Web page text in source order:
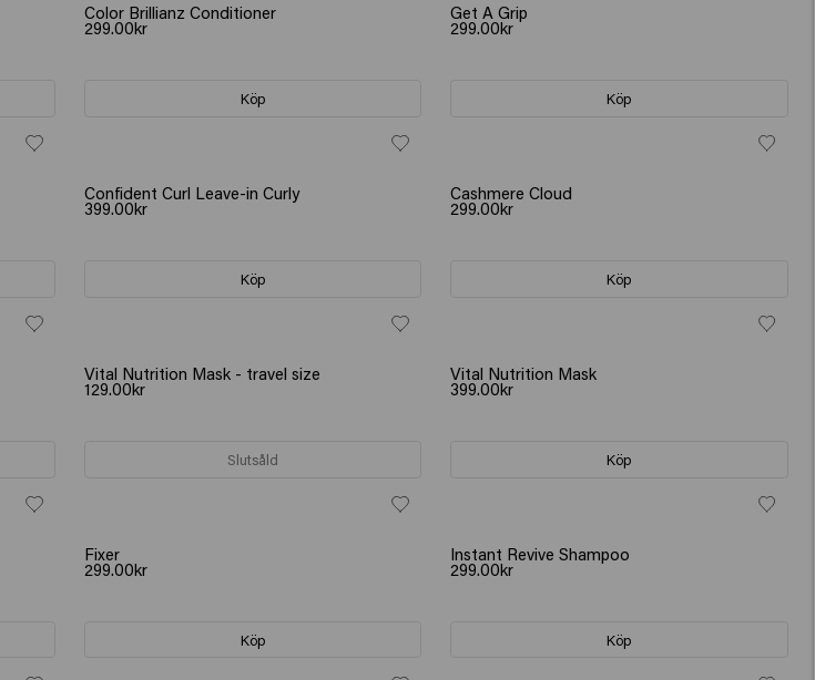
Color Brillianz Conditioner
299.00kr
Köp
Get A Grip
299.00kr
Köp
Confident Curl Leave-in Curly
399.00kr
Köp
Cashmere Cloud
299.00kr
Köp
Vital Nutrition Mask - travel size
129.00kr
Slutsåld
Vital Nutrition Mask
399.00kr
Köp
Fixer
299.00kr
Köp
Instant Revive Shampoo
299.00kr
Köp